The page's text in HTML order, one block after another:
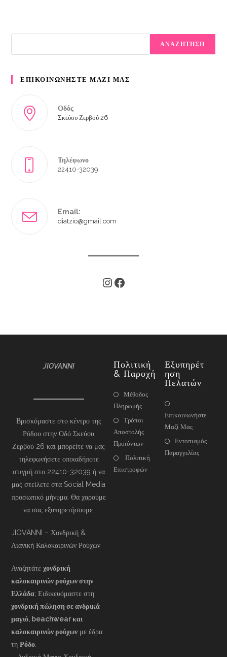
ΑΝΑΖΗΤΗΣΗ
ΕΠΙΚΟΙΝΩΝΗΣΤΕ ΜΑΖΙ ΜΑΣ
Οδός
Σκεύου Ζερβού 26
Τηλέφωνο
22410-32039
Email:
diatzio@gmail.com
JIOVANNI
Βρισκόμαστε στο κέντρο της
Ρόδου στην Οδό Σκεύου
Ζερβού 26 και μπορείτε να μας
τηλεφωνήσετε οποιαδήποτε
στιγμή στο 22410-32039 ή να
μας στείλετε στα Social Media
προσωπικό μήνυμα. Θα χαρούμε
να σας εξυπηρετήσουμε.
JIOVANNI – Χονδρική &
Λιανική Καλοκαιρινών Ρούχων
Αναζητάτεχονδρική
καλοκαιρινών ρούχων στην
Ελλάδα; Ειδικευόμαστε στη
χονδρική πώληση σε ανδρικά
μαγιό, beachwear και
καλοκαιρινών ρούχων με έδρα
τηΡόδο.
Πολιτική
& Παροχή
Μέθοδος
Πληρωμής
Τρόποι
Αποστολής
Προϊόντων
Πολιτική
Επιστροφών
Εξυπηρέτ
Ηση
Πελατών
Επικοινωνήστε
Μαζί Μας
Εντοπισμός
Παραγγελίας